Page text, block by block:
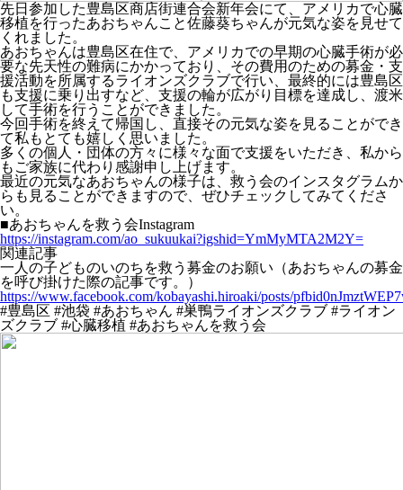
先日参加した豊島区商店街連合会新年会にて、アメリカで心臓
移植を行ったあおちゃんこと佐藤葵ちゃんが元気な姿を見せて
くれました。
あおちゃんは豊島区在住で、アメリカでの早期の心臓手術が必
要な先天性の難病にかかっており、その費用のための募金・支
援活動を所属するライオンズクラブで行い、最終的には豊島区
も支援に乗り出すなど、支援の輪が広がり目標を達成し、渡米
して手術を行うことができました。
今回手術を終えて帰国し、直接その元気な姿を見ることができ
て私もとても嬉しく思いました。
多くの個人・団体の方々に様々な面で支援をいただき、私から
もご家族に代わり感謝申し上げます。
最近の元気なあおちゃんの様子は、救う会のインスタグラムか
らも見ることができますので、ぜひチェックしてみてくださ
い。
■あおちゃんを救う会Instagram
https://instagram.com/ao_sukuukai?igshid=YmMyMTA2M2Y=
関連記事
一人の子どものいのちを救う募金のお願い（あおちゃんの募金
を呼び掛けた際の記事です。）
https://www.facebook.com/kobayashi.hiroaki/posts/
#豊島区 #池袋 #あおちゃん #巣鴨ライオンズクラブ #ライオン
ズクラブ #心臓移植 #あおちゃんを救う会